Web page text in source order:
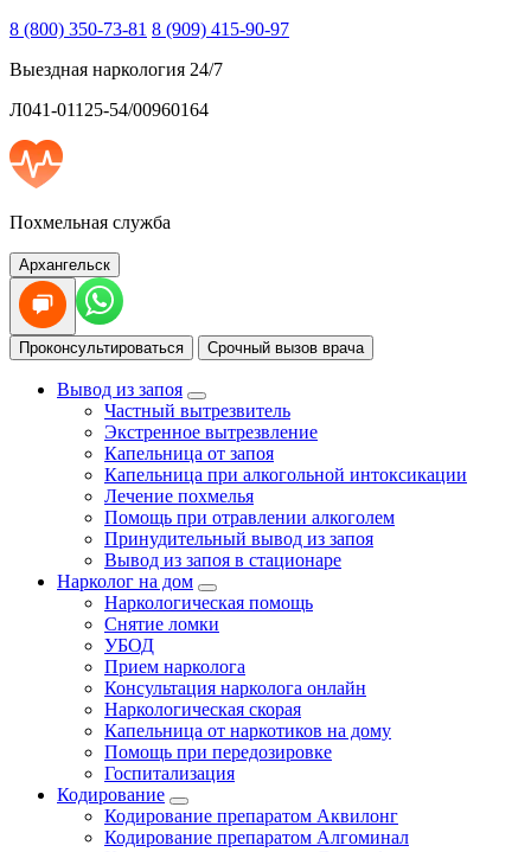
8 (800) 350-73-81 8 (909) 415-90-97
Выездная наркология 24/7
Л041-01125-54/00960164
Похмельная служба
Архангельск
Проконсультироваться Срочный вызов врача
Вывод из запоя
Частный вытрезвитель
Экстренное вытрезвление
Капельница от запоя
Капельница при алкогольной интоксикации
Лечение похмелья
Помощь при отравлении алкоголем
Принудительный вывод из запоя
Вывод из запоя в стационаре
Нарколог на дом
Наркологическая помощь
Снятие ломки
УБОД
Прием нарколога
Консультация нарколога онлайн
Наркологическая скорая
Капельница от наркотиков на дому
Помощь при передозировке
Госпитализация
Кодирование
Кодирование препаратом Аквилонг
Кодирование препаратом Алгоминал